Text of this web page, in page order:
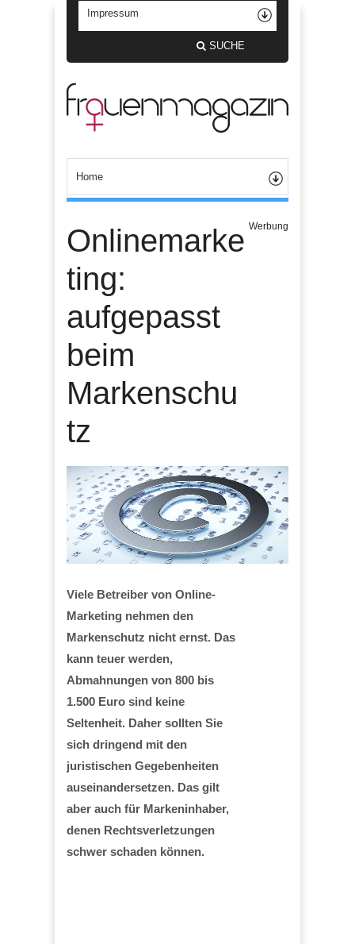
SUCHE
Onlinemarke
ting:
aufgepasst
beim
Markenschu
tz
Werbung
Viele Betreiber von Online-
Marketing nehmen den
Markenschutz nicht ernst. Das
kann teuer werden,
Abmahnungen von 800 bis
1.500 Euro sind keine
Seltenheit. Daher sollten Sie
sich dringend mit den
juristischen Gegebenheiten
auseinandersetzen. Das gilt
aber auch für Markeninhaber,
denen Rechtsverletzungen
schwer schaden können.